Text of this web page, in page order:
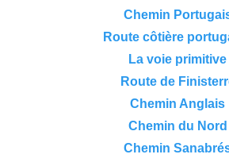
Chemin
Route côtière
La voie primitive
Route de
Chemin Anglais
Chemin du Nord
Chemin